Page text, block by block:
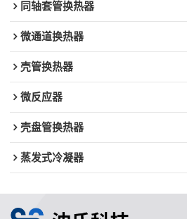
同轴套管换热器
微通道换热器
壳管换热器
微反应器
壳盘管换热器
蒸发式冷凝器